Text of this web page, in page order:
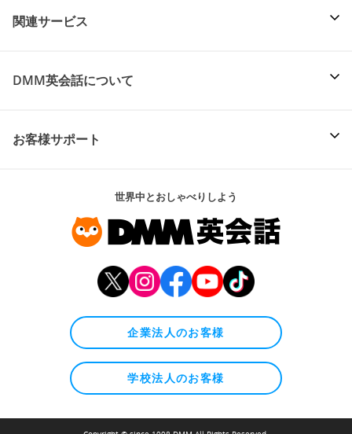
関連サービス
DMM英会話について
お客様サポート
世界中とおしゃべりしよう
企業法人のお客様
学校法人のお客様